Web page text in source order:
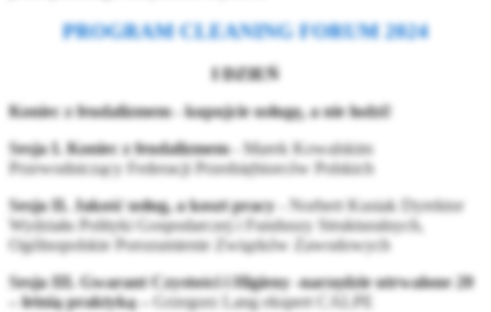
PROGRAM CLEANING FORUM 2024
I DZIEŃ
Koniec z feudalizmem - kupujcie usługę, a nie ludzi!
Sesja I. Koniec z feudalizmem - Marek Kowalskim
Przewodniczący Federacji Przedsiębiorców Polskich
Sesja II. Jakość usług, a koszt pracy - Norbert Kusiak Dyrektor
Wydziału Polityki Gospodarczej i Funduszy Strukturalnych,
Ogólnopolskie Porozumienie Związków Zawodowych
Sesja III. Gwarant Czystości i Higieny -narzędzie utrwalone 20
– letnią praktyką –
Grzegorz Lang ekspert CALPE